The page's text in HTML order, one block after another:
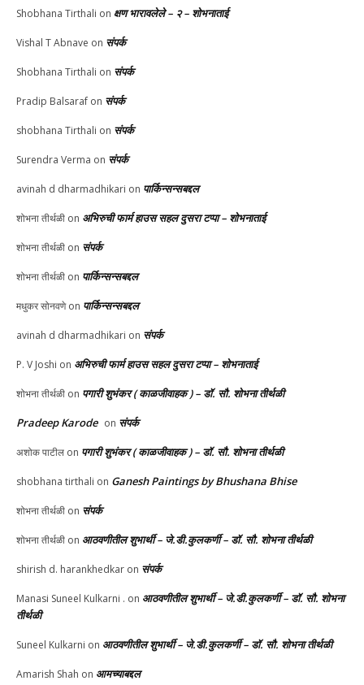
Shobhana Tirthali on क्षण भारावलेले – २ – शोभनाताई
Vishal T Abnave on संपर्क
Shobhana Tirthali on संपर्क
Pradip Balsaraf on संपर्क
shobhana Tirthali on संपर्क
Surendra Verma on संपर्क
avinah d dharmadhikari on पार्किन्सन्सबद्दल
शोभना तीर्थळी on अभिरुची फार्म हाउस सहल दुसरा टप्पा – शोभनाताई
शोभना तीर्थळी on संपर्क
शोभना तीर्थळी on पार्किन्सन्सबद्दल
मधुकर सोनवणेon पार्किन्सन्सबद्दल
avinah d dharmadhikari on संपर्क
P. V Joshi on अभिरुची फार्म हाउस सहल दुसरा टप्पा – शोभनाताई
शोभना तीर्थळी on पगारी शुभंकर ( काळजीवाहक ) – डॉ. सौ. शोभना तीर्थळी
Pradeep Karode on संपर्क
अशोक पाटील on पगारी शुभंकर ( काळजीवाहक ) – डॉ. सौ. शोभना तीर्थळी
shobhana tirthali on Ganesh Paintings by Bhushana Bhise
शोभना तीर्थळी on संपर्क
शोभना तीर्थळी on आठवणीतील शुभार्थी – जे.डी.कुलकर्णी – डॉ. सौ. शोभना तीर्थळी
shirish d. harankhedkar on संपर्क
Manasi Suneel Kulkarni . on आठवणीतील शुभार्थी – जे.डी.कुलकर्णी – डॉ. सौ. शोभना
तीर्थळी
Suneel Kulkarni on आठवणीतील शुभार्थी – जे.डी.कुलकर्णी – डॉ. सौ. शोभना तीर्थळी
Amarish Shah on आमच्याबद्दल